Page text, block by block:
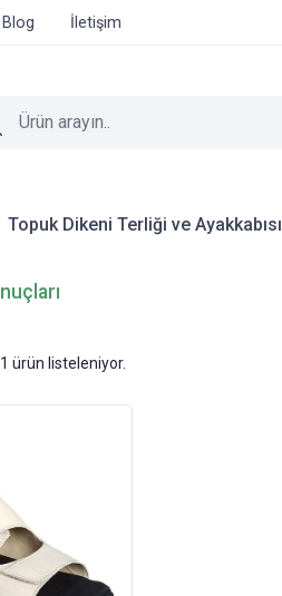
Blog İletişim
Topuk Dikeni Terliği ve Ayakkabısı
1 ürün listeleniyor.